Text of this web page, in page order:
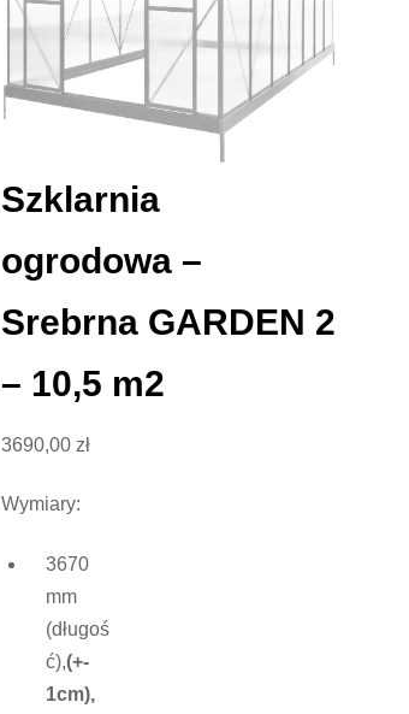
Szklarnia
ogrodowa –
Srebrna GARDEN 2
– 10,5 m2
3690,00 zł
Wymiary:
3670
mm
(długoś
ć),(+-
1cm),